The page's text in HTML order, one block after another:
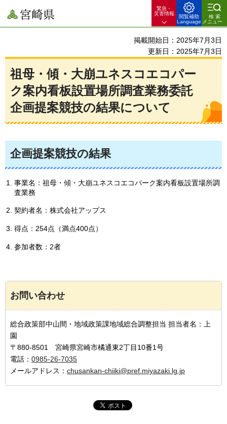
宮崎県
緊急・
災害情報
閲覧補助
Language
検索
メニュー
掲載開始日：2025年7月3日
更新日：2025年7月3日
祖母・傾・大崩ユネスコエコパー
ク案内看板設置場所調査業務委託
企画提案競技の結果について
企画提案競技の結果
事業名：祖母・傾・大崩ユネスコエコパーク案内看板設置場所調
査業務
契約者名：株式会社アップス
得点：254点（満点400点）
参加者数：2者
お問い合わせ
総合政策部中山間・地域政策課地域総合調整担当 担当者名：上
園
〒880-8501 宮崎県宮崎市橘通東2丁目10番1号
電話： 0985-26-7035
メールアドレス： chusankan-chiiki@pref.miyazaki.lg.jp